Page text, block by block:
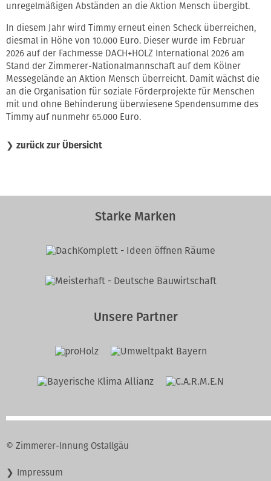
unregelmäßigen Abständen an die Aktion Mensch übergibt.
In diesem Jahr wird Timmy erneut einen Scheck überreichen,
diesmal in Höhe von 10.000 Euro. Dieser wurde im Februar
2026 auf der Fachmesse DACH+HOLZ International 2026 am
Stand der Zimmerer-Nationalmannschaft auf dem Kölner
Messegelände an Aktion Mensch überreicht. Damit wächst die
an die Organisation für soziale Förderprojekte für Menschen
mit und ohne Behinderung überwiesene Spendensumme des
Timmy auf nunmehr 65.000 Euro.
❯ zurück zur Übersicht
Starke Marken
Unsere Partner
© Zimmerer-Innung Ostallgäu
Navigation
Impressum